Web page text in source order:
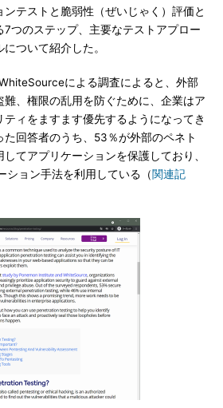
テストと脆弱性（ぜいじゃく）評価と
つのステップ、主要なテストアプロー
ついて紹介した。
による調査によると、外部
、権限の乱用を防ぐために、企業はア
ィをますます優先するようになってき
回答者のうち、53％が外部のペネト
てアプリケーションを保護しており、
ション手法を利用している（関連記